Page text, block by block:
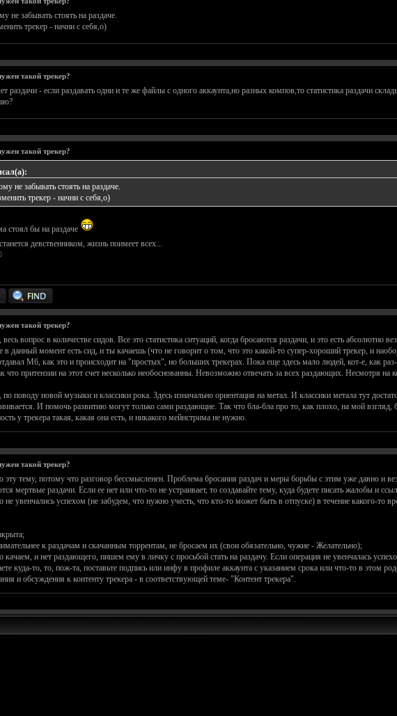
не забывать стоять на раздаче.
трекер - начни с себя,о)
такой трекер?
раздачи - если раздавать одни и те же файлы с одного аккаунта,но разных компов,то статистика раздачи
такой трекер?
не забывать стоять на раздаче.
трекер - начни с себя,о)
стоял бы на раздаче
девственником, жизнь поимеет всех...
такой трекер?
вопрос в количестве сидов. Все это статистика ситуаций, когда бросаются раздачи, и это есть
в данный момент есть сид, и ты качаешь (что не говорит о том, что это какой-то супер-хороший трекер, и
Мб, как это и происходит на "простых", но больших трекерах. Пока еще здесь мало людей, кот-е, как
что притензии на этот счет несколько необоснованны. Невозможно отвечать за всех раздающих. Несмотря
поводу новой музыки и классики рока. Здесь изначально ориентация на метал. И классики метала тут
И помочь развитию могут только сами раздающие. Так что бла-бла про то, как плохо, на мой
у трекера такая, какая она есть, и никакого мейнстрима не нужно.
такой трекер?
эту тему, потому что разговор бессмысленен. Проблема бросания раздач и меры борьбы с этим уже давно и
мертвые раздачи. Если ее нет или что-то не устраивает, то создавайте тему, куда будете писать жалобы и
не увенчались успехом (не забудем, что нужно учесть, что кто-то может быть в отпуске) в течение какого-то
к раздачам и скачанным торрентам, не бросаем их (свои обязательно, чужие - Желательно);
качаем, и нет раздающего, пишем ему в личку с просьбой стать на раздачу. Если операция не увенчалась
куда-то, то, пож-та, поставьте подпись или инфу в профиле аккаунта с указанием срока или что-то в этом
и обсуждения к контенту трекера - в соответствующей теме- "Контент трекера".